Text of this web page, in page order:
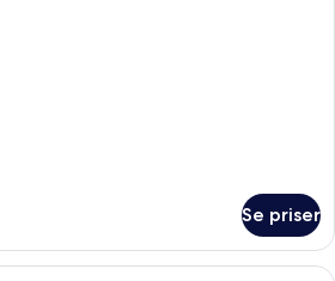
Se priser
En våningssäng med en trästege, en